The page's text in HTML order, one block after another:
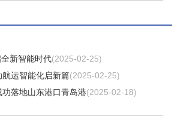
新智能时代(2025-02-25)
运智能化启新篇(2025-02-25)
功落地山东港口青岛港(2025-02-18)